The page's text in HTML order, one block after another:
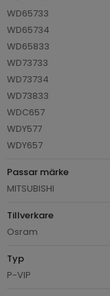
WD65733
WD65734
WD65833
WD73733
WD73734
WD73833
WDC657
WDY577
WDY657
Passar märke
MITSUBISHI
Tillverkare
Osram
Typ
P-VIP